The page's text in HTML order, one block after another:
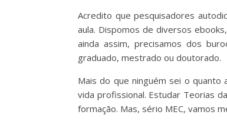
Acredito que pesquisadores
aula. Dispomos de diversos
ainda assim, precisamos dos
graduado, mestrado ou doutorado.
Mais do que ninguém sei o quanto
vida profissional. Estudar Teorias
formação. Mas, sério MEC, vamos